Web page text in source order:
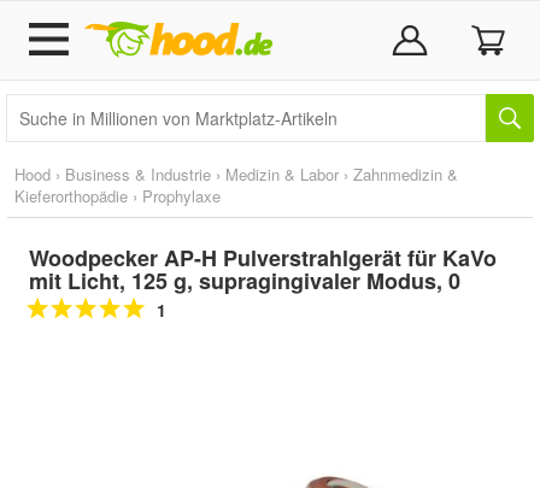
Hood › Business & Industrie › Medizin & Labor › Zahnmedizin &
Kieferorthopädie › Prophylaxe
Woodpecker AP-H Pulverstrahlgerät für KaVo
mit Licht, 125 g, supragingivaler Modus, 0
1